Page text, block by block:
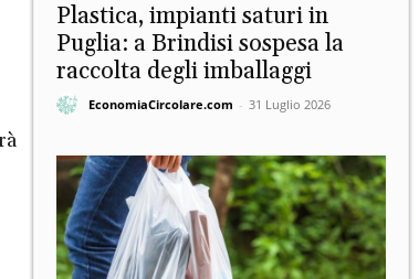
Plastica, impianti saturi in
Puglia: a Brindisi sospesa la
raccolta degli imballaggi
EconomiaCircolare.com - 31 Luglio 2026